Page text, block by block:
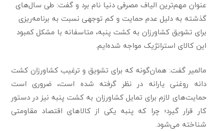
عنوان مهم‌ترین الیاف مصرفی دنیا نام برد و گفت: طی سال‌های
گذشته به دلیل عدم حمایت و کم توجهی نسبت به برنامه‌ریزی
برای تشویق کشاورزان به کشت پنبه، متاسفانه با مشکل کمبود
این کالای استراتژیک مواجه شده‌ایم.
مالمیر گفت: همان‌گونه که برای تشویق و ترغیب کشاورزان کشت
دانه روغنی یارانه در نظر گرفته شده است، ضروری است
حمایت‌های لازم برای تمایل کشاورزان به کشت پنبه نیز در دستور
کار قرار گیرد؛ چرا که پنبه یکی از کالاهای اقتصاد مقاومتی
شناخته می‌شود.